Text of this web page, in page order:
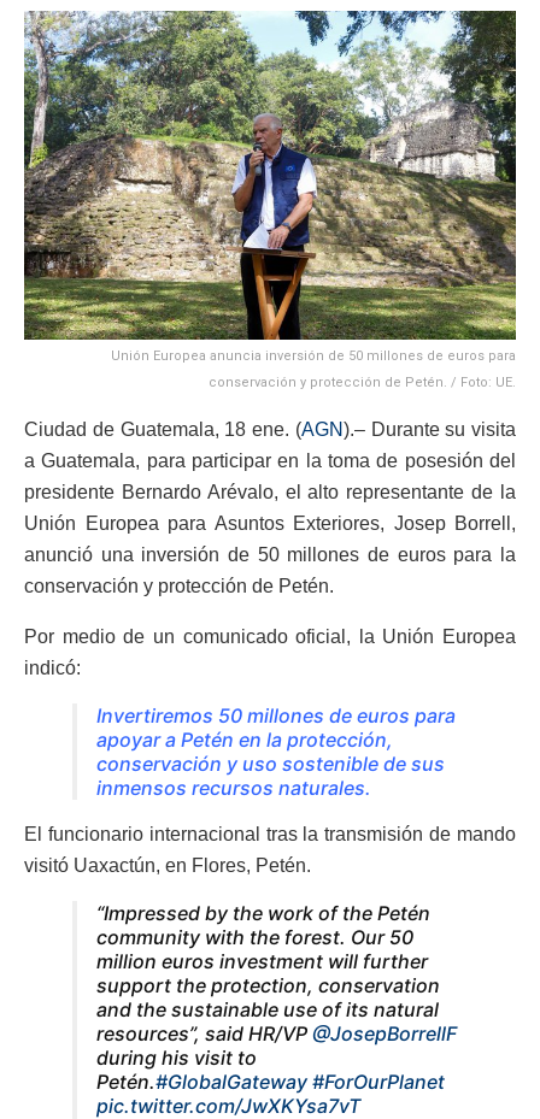
Unión Europea anuncia inversión de 50 millones de euros para
conservación y protección de Petén. / Foto: UE.
Ciudad de Guatemala, 18 ene. (AGN).– Durante su visita
a Guatemala, para participar en la toma de posesión del
presidente Bernardo Arévalo, el alto representante de la
Unión Europea para Asuntos Exteriores, Josep Borrell,
anunció una inversión de 50 millones de euros para la
conservación y protección de Petén.
Por medio de un comunicado oficial, la Unión Europea
indicó:
Invertiremos 50 millones de euros para
apoyar a Petén en la protección,
conservación y uso sostenible de sus
inmensos recursos naturales.
El funcionario internacional tras la transmisión de mando
visitó Uaxactún, en Flores, Petén.
“Impressed by the work of the Petén
community with the forest. Our 50
million euros investment will further
support the protection, conservation
and the sustainable use of its natural
resources”, said HR/VP @JosepBorrellF
during his visit to
Petén.#GlobalGateway #ForOurPlanet
pic.twitter.com/JwXKYsa7vT